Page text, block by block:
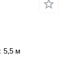
5,5 м